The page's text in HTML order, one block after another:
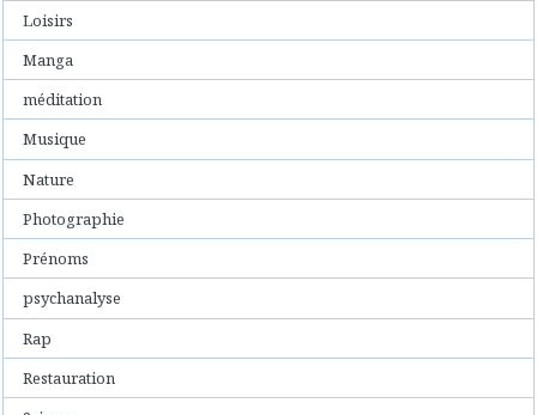
Loisirs
Manga
méditation
Musique
Nature
Photographie
Prénoms
psychanalyse
Rap
Restauration